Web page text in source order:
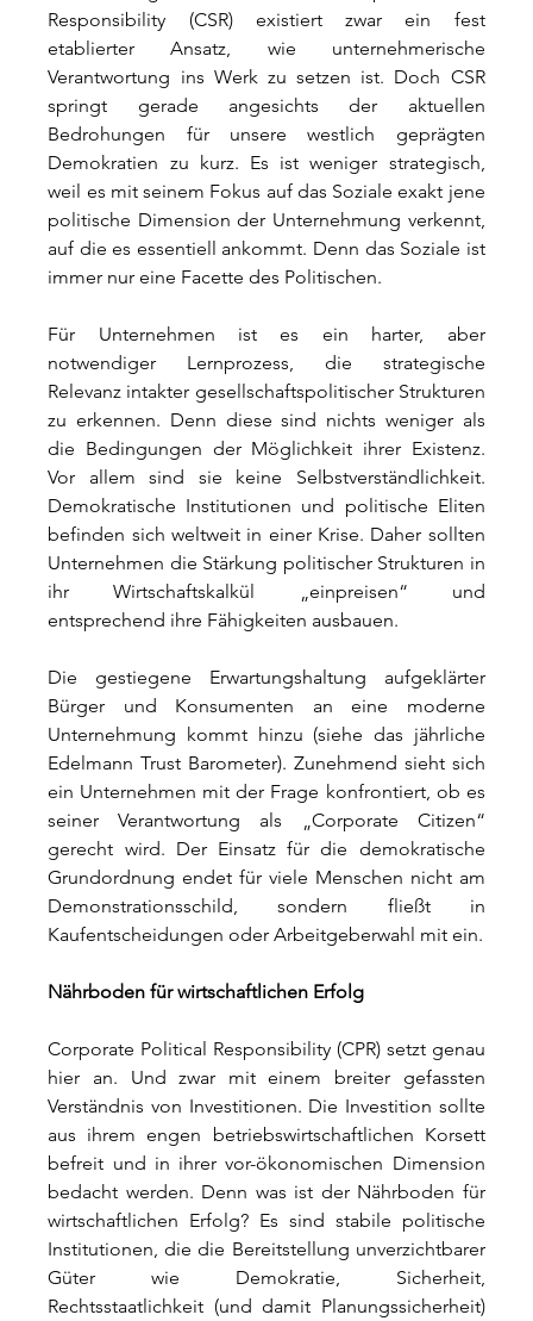
Responsibility (CSR) existiert zwar ein fest
etablierter Ansatz, wie unternehmerische
Verantwortung ins Werk zu setzen ist. Doch CSR
springt gerade angesichts der aktuellen
Bedrohungen für unsere westlich geprägten
Demokratien zu kurz. Es ist weniger strategisch,
weil es mit seinem Fokus auf das Soziale exakt jene
politische Dimension der Unternehmung verkennt,
auf die es essentiell ankommt. Denn das Soziale ist
immer nur eine Facette des Politischen.
Für Unternehmen ist es ein harter, aber
notwendiger Lernprozess, die strategische
Relevanz intakter gesellschaftspolitischer Strukturen
zu erkennen. Denn diese sind nichts weniger als
die Bedingungen der Möglichkeit ihrer Existenz.
Vor allem sind sie keine Selbstverständlichkeit.
Demokratische Institutionen und politische Eliten
befinden sich weltweit in einer Krise. Daher sollten
Unternehmen die Stärkung politischer Strukturen in
ihr Wirtschaftskalkül „einpreisen“ und
entsprechend ihre Fähigkeiten ausbauen.
Die gestiegene Erwartungshaltung aufgeklärter
Bürger und Konsumenten an eine moderne
Unternehmung kommt hinzu (siehe das jährliche
Edelmann Trust Barometer). Zunehmend sieht sich
ein Unternehmen mit der Frage konfrontiert, ob es
seiner Verantwortung als „Corporate Citizen“
gerecht wird. Der Einsatz für die demokratische
Grundordnung endet für viele Menschen nicht am
Demonstrationsschild, sondern fließt in
Kaufentscheidungen oder Arbeitgeberwahl mit ein.
Nährboden für wirtschaftlichen Erfolg
Corporate Political Responsibility (CPR) setzt genau
hier an. Und zwar mit einem breiter gefassten
Verständnis von Investitionen. Die Investition sollte
aus ihrem engen betriebswirtschaftlichen Korsett
befreit und in ihrer vor-ökonomischen Dimension
bedacht werden. Denn was ist der Nährboden für
wirtschaftlichen Erfolg? Es sind stabile politische
Institutionen, die die Bereitstellung unverzichtbarer
Güter wie Demokratie, Sicherheit,
Rechtsstaatlichkeit (und damit Planungssicherheit)